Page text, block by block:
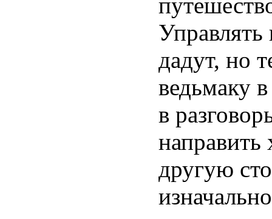
дадут, но
ведьмаку
в
направить
другую